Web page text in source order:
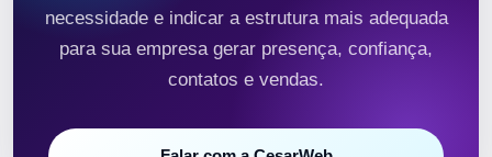
necessidade e indicar a estrutura mais adequada
para sua empresa gerar presença, confiança,
contatos e vendas.